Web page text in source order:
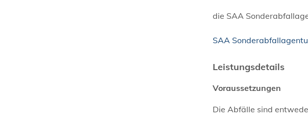
die SAA
SAA
Leistungsdetails
Voraussetzungen
Die Abfälle sind